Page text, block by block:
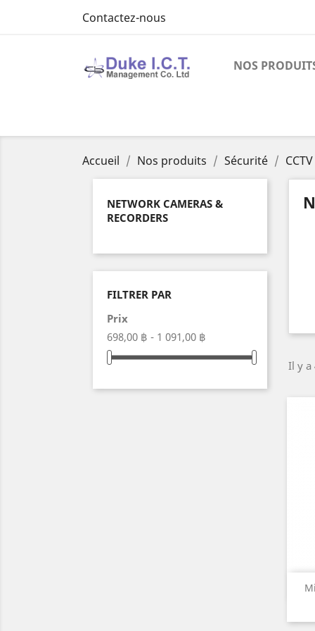
Contactez-nous
NOS
Accueil Nos produits Sécurité CCTV
NETWORK CAMERAS &
RECORDERS
FILTRER PAR
Prix
698,00 ฿ - 1 091,00 ฿
Il y a